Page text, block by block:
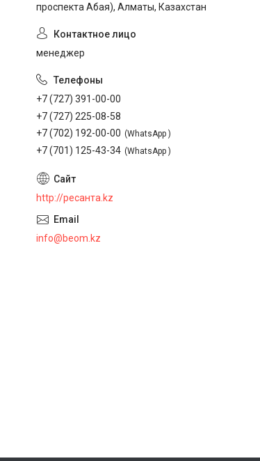
проспекта Абая), Алматы, Казахстан
менеджер
+7 (727) 391-00-00
+7 (727) 225-08-58
+7 (702) 192-00-00
WhatsApp
+7 (701) 125-43-34 WhatsApp
http://ресанта.kz
info@beom.kz